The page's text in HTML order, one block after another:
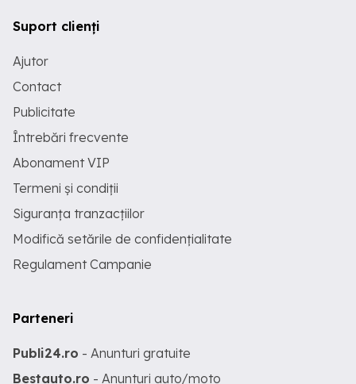
Suport clienți
Ajutor
Contact
Publicitate
Întrebări frecvente
Abonament VIP
Termeni și condiții
Siguranța tranzacțiilor
Modifică setările de confidențialitate
Regulament Campanie
Parteneri
Publi24.ro - Anunturi gratuite
Bestauto.ro - Anunturi auto/moto